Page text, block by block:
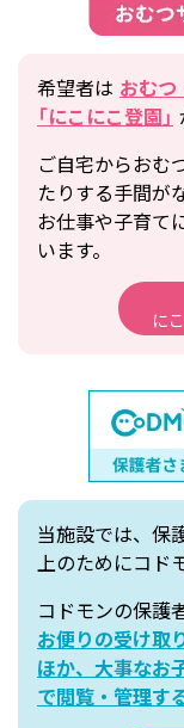
希望者は おむつ
「にこにこ登園」
ご自宅からおむ
たりする手間が
お仕事や子育て
います。
に
当施設では、保
上のためにコド
コドモンの保護
お便りの受け取
ほか、大事なお
で閲覧・管理す